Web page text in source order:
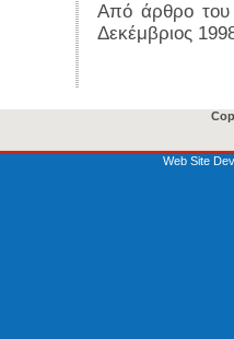
Από άρθρο
Δεκέμβριος
Web Site